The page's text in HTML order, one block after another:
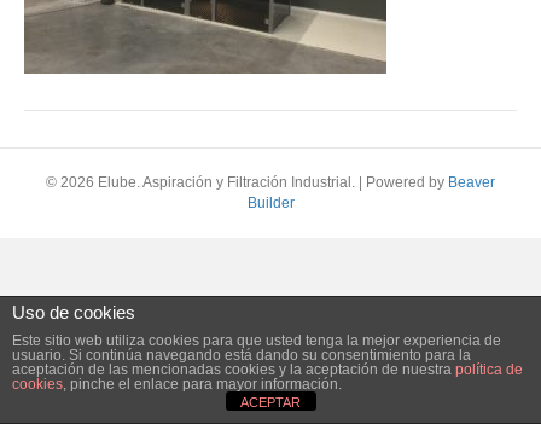
© 2026 Elube. Aspiración y Filtración Industrial. Powered by Beaver
Builder
Uso de cookies
Este sitio web utiliza cookies para que usted tenga la mejor experiencia de
usuario. Si continúa navegando está dando su consentimiento para la
aceptación de las mencionadas cookies y la aceptación de nuestra política de
cookies, pinche el enlace para mayor información.
ACEPTAR